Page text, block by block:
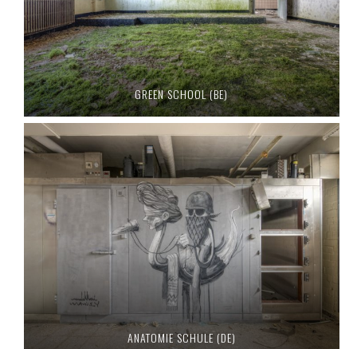
GREEN SCHOOL (BE)
ANATOMIE SCHULE (DE)